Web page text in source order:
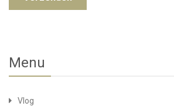
Menu
Vlog